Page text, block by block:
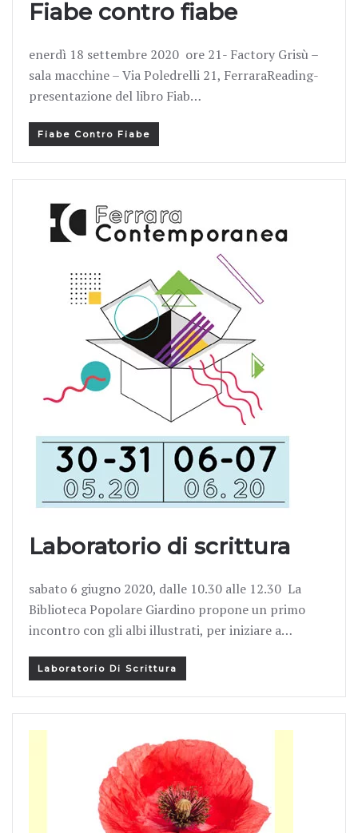
Fiabe contro fiabe
enerdì 18 settembre 2020 ore 21- Factory Grisù –
sala macchine – Via Poledrelli 21, FerraraReading-
presentazione del libro Fiab…
Fiabe Contro Fiabe
Laboratorio di scrittura
sabato 6 giugno 2020, dalle 10.30 alle 12.30 La
Biblioteca Popolare Giardino propone un primo
incontro con gli albi illustrati, per iniziare a…
Laboratorio Di Scrittura